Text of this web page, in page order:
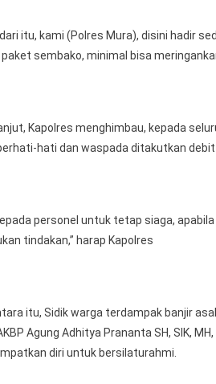
itu, kami (Polres Mura), disini hadir
sembako, minimal bisa
Kapolres menghimbau, kepada
hati dan waspada ditakutkan debit
personel untuk tetap siaga,
tindakan,” harap Kapolres
itu, Sidik warga terdampak banjir
Agung Adhitya Prananta SH, SIK,
diri untuk bersilaturahmi.